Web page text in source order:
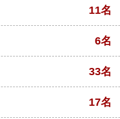
11名
6名
33名
17名